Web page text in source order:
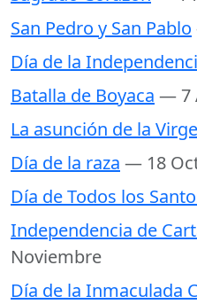
San Pedro y San Pablo
Día de la
Batalla de Boyaca — 7
La asunción de la
Día de la raza — 18
Día de Todos los
Independencia de
Noviembre
Día de la Inmaculada